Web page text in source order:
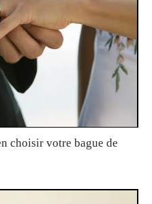
choisir votre bague de